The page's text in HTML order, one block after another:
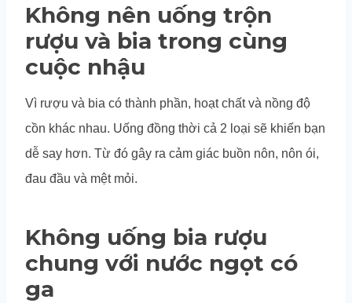
Không nên uống trộn
rượu và bia trong cùng
cuộc nhậu
Vì rượu và bia có thành phần, hoạt chất và nồng độ
cồn khác nhau. Uống đồng thời cả 2 loại sẽ khiến bạn
dễ say hơn. Từ đó gây ra cảm giác buồn nôn, nôn ói,
đau đầu và mệt mỏi.
Không uống bia rượu
chung với nước ngọt có
ga